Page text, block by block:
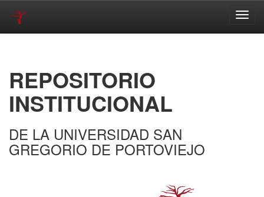
REPOSITORIO
INSTITUCIONAL
DE LA UNIVERSIDAD SAN
GREGORIO DE PORTOVIEJO